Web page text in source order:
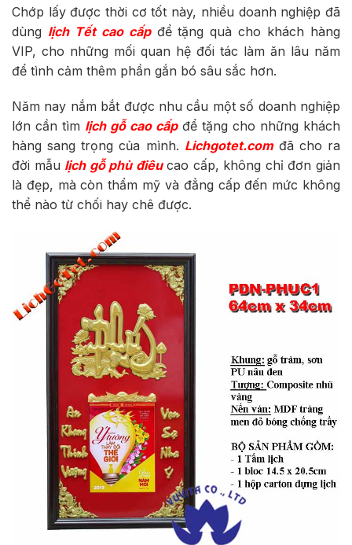
Chớp lấy được thời cơ tốt này, nhiều doanh nghiệp đã
dùng lịch Tết cao cấpđể tặng quà cho khách hàng
VIP, cho những mối quan hệ đối tác làm ăn lâu năm
để tình cảm thêm phần gắn bó sâu sắc hơn.
Năm nay nắm bắt được nhu cầu một số doanh nghiệp
lớn cần tìm lịch gỗ cao cấpđể tặng cho những khách
hàng sang trọng của mình. Lichgotet.comđã cho ra
đời mẫu lịch gỗ phù điêucao cấp, không chỉ đơn giản
là đẹp, mà còn thẩm mỹ và đẳng cấp đến mức không
thể nào từ chối hay chê được.